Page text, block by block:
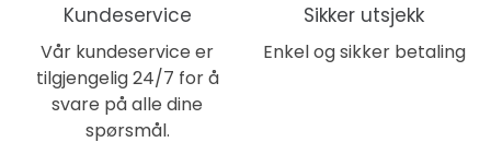
Kundeservice
Vår kundeservice er
tilgjengelig 24/7 for å
svare på alle dine
spørsmål.
Sikker utsjekk
Enkel og sikker betaling